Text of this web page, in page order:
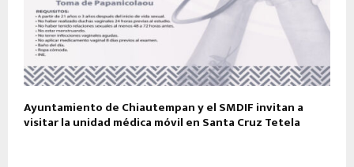
Ayuntamiento de Chiautempan y el SMDIF invitan a
visitar la unidad médica móvil en Santa Cruz Tetela